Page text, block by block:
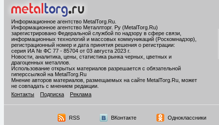
Информационное агентство MetalTorg.Ru
Информационное агентство Металлторг. Ру (MetalTorg.Ru)
зарегистрировано Федеральной службой по надзору в сфере связи,
информационных технологий и массовых коммуникаций (Роскомнадзор),
регистрационный номер и дата принятия решения о регистрации:
серия ИА № ФС 77 - 85704 от 03 августа 2023 г.
Новости, аналитика, цены, статистика рынка черных, цветных и
драгоценных металлов.
Использование открытых материалов разрешается с обязательной
гиперссылкой на MetalTorg.Ru
Мнение авторов материалов, размещаемых на сайте MetalTorg.Ru, может
не совпадать с мнением редакции.
Контакты
Подписка Реклама
RSS ВКонтакте Одноклассники